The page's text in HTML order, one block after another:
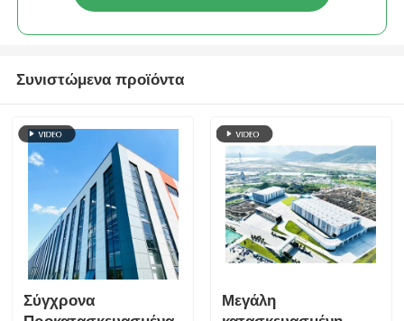
Συνιστώμενα προϊόντα
Σύγχρονα
Μεγάλη